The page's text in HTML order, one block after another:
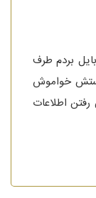
بردم طرف
خواموش
اطلاعات